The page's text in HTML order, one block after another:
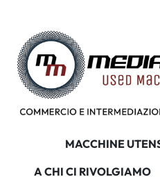
MACCHINE
A CHI CI RIVOLGIAMO